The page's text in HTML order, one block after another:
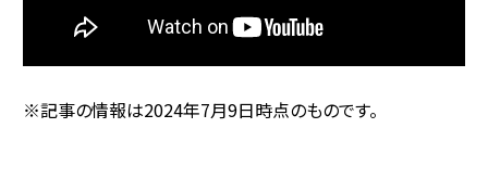
※記事の情報は2024年7月9日時点のものです。